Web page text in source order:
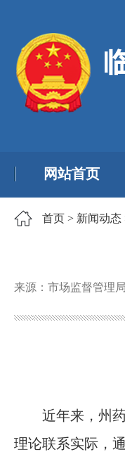
网站首页
首页 > 新闻动态
来源：市场监督管理局
近年来，州
理论联系实际，